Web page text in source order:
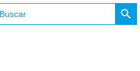
Botón de
resultados
encontrarse. Trate